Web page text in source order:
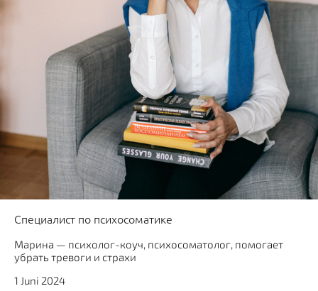
Специалист по психосоматике
Марина — психолог-коуч, психосоматолог, помогает
убрать тревоги и страхи
1 Juni 2024